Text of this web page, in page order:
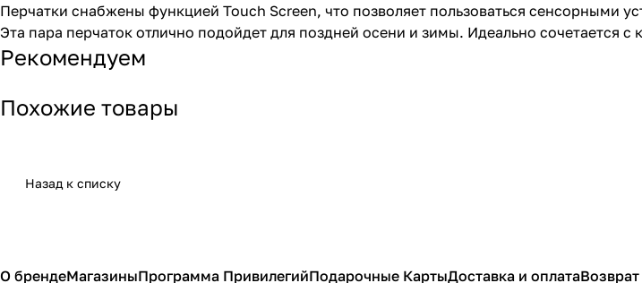
Перчатки снабжены функцией Touch Screen, что позволяет пользоваться сенсорными
Эта пара перчаток отлично подойдет для поздней осени и зимы. Идеально сочетается с
Рекомендуем
Похожие товары
Назад к списку
О брендеМагазиныПрограмма ПривилегийПодарочные КартыДоставка и оплата